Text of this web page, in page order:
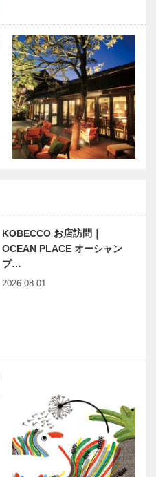
KOBECCO お店訪問｜
OCEAN PLACE オーシャン
プ…
2026.08.01